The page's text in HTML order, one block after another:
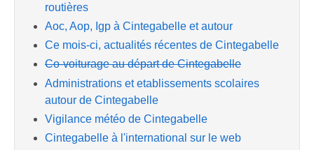
routières
Aoc, Aop, Igp à Cintegabelle et autour
Ce mois-ci, actualités récentes de Cintegabelle
Co-voiturage au départ de Cintegabelle
Administrations et etablissements scolaires
autour de Cintegabelle
Vigilance météo de Cintegabelle
Cintegabelle à l'international sur le web